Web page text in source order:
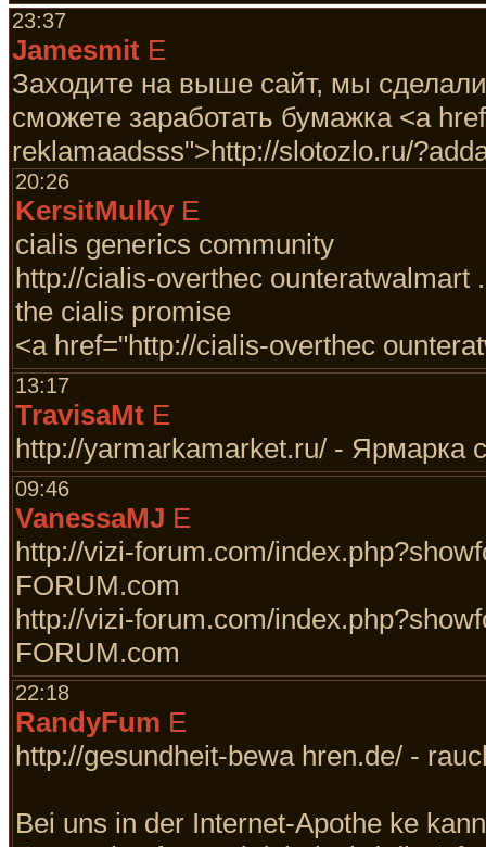
23:37
Jamesmit E
Заходите на выше сайт, мы
сможете заработать бумажка <a
reklamaadsss">http://slotozlo.ru/
20:26
KersitMulky E
cialis generics community
http://cialis-overthec
the cialis promise
<a href="http://cialis-overthec
13:17
TravisaMt E
http://yarmarkamarket.ru/ - Ярмарка
09:46
VanessaMJ E
http://vizi-forum.com/
FORUM.com
http://vizi-forum.com/
FORUM.com
22:18
RandyFum E
http://gesundheit-bewa hren.de/ -
Bei uns in der Internet-Apothe ke